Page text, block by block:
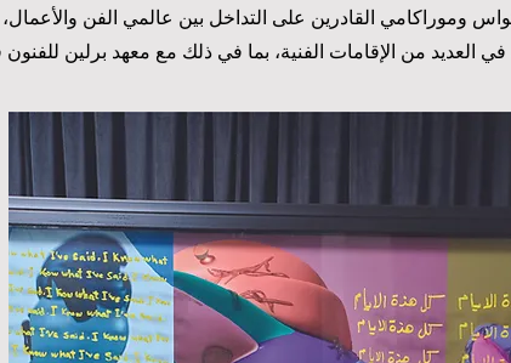
وموراكامي القادرين على التداخل بين عالمي الفن والأعمال،